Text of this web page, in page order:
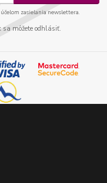
účelom zasielania newslettera.
sa môžete odhlásiť.